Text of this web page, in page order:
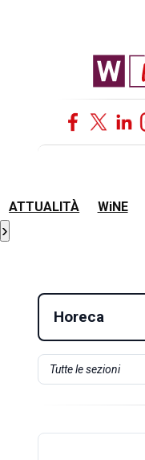
ATTUALITÀ WiNE
›